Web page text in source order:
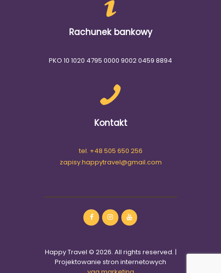
Rachunek bankowy
PKO 10 1020 4795 0000 9002 0459 8894
Kontakt
tel. +48 505 650 256
zapisy.happytravel@gmail.com
Happy Travel © 2026. All rights reserved. |
Projektowanie stron internetowych